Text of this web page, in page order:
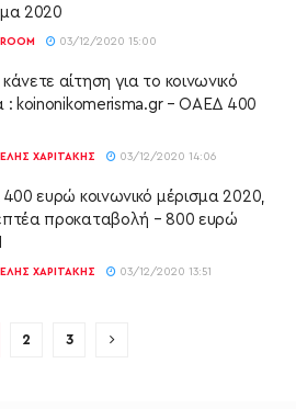
2020
03/12/2020 15:00
αίτηση για το κοινωνικό
: koinonikomerisma.gr – ΟΑΕΔ 400
ΧΑΡΙΤΆΚΗΣ 03/12/2020 14:06
400 ευρώ κοινωνικό μέρισμα 2020,
προκαταβολή – 800 ευρώ
ΧΑΡΙΤΆΚΗΣ 03/12/2020 13:51
2 3